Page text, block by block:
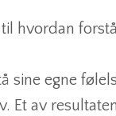
hvordan
sine egne
Et av